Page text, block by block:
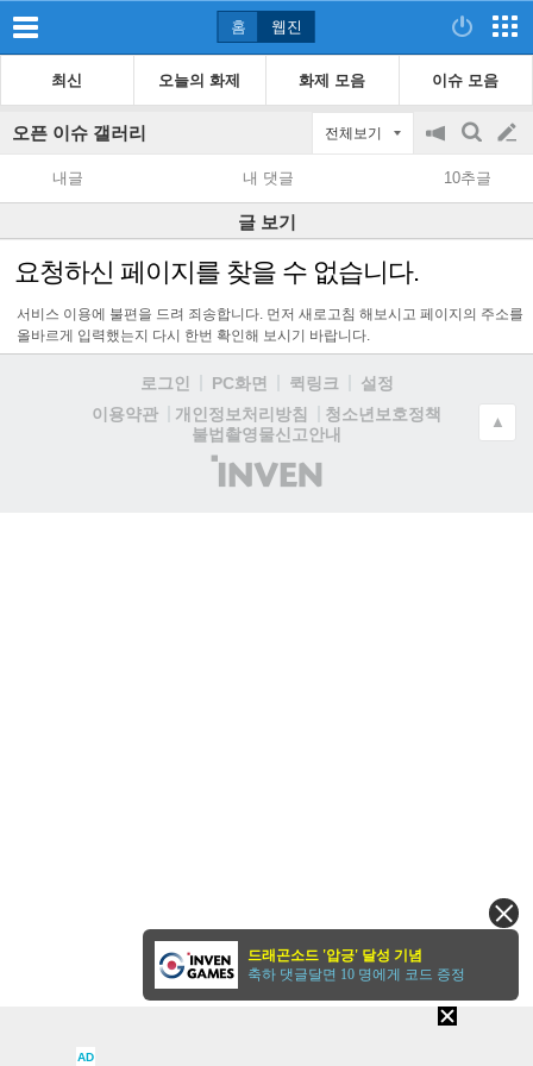
홈 웹진
최신 오늘의 화제 화제 모음 이슈 모음
오픈 이슈 갤러리 전체보기
공
지
on/off
검
색
글
쓰
기
내글 내 댓글 10추글
글 보기
요청하신 페이지를 찾을 수 없습니다.
서비스 이용에 불편을 드려 죄송합니다. 먼저 새로고침 해보시고 페이지의 주소를
올바르게 입력했는지 다시 한번 확인해 보시기 바랍니다.
로그인 PC화면 퀵링크
설정
이용약관
개인정보처리방침
청소년보호정책
불법촬영물신고안내
(주)
인
▲
AD
드래곤소드 '압긍' 달성 기념
축하 댓글달면 10 명에게 코드 증정